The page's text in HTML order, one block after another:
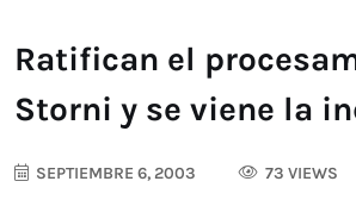
Ratifican el
Storni y se viene la
SEPTIEMBRE 6, 2003
73 VIEWS